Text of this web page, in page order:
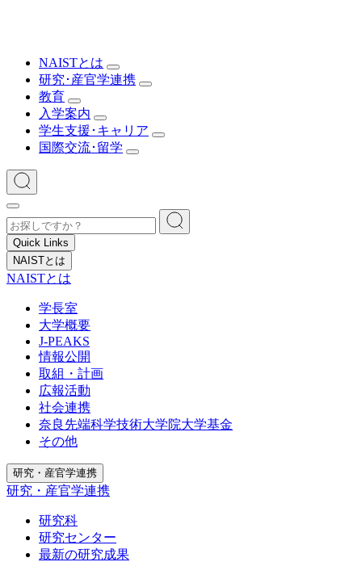
NAISTとは
研究･産官学連携
教育
入学案内
学生支援･キャリア
国際交流･留学
Quick Links
NAISTとは
NAISTとは
学長室
大学概要
J-PEAKS
情報公開
取組・計画
広報活動
社会連携
奈良先端科学技術大学院大学基金
その他
研究・産官学連携
研究・産官学連携
研究科
研究センター
最新の研究成果